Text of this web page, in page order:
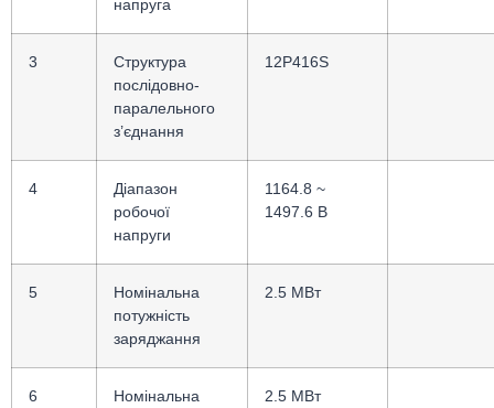
напруга
3
Структура
послідовно-
паралельного
з’єднання
12P416S
4
Діапазон
робочої
напруги
1164.8 ~
1497.6 В
5
Номінальна
потужність
заряджання
2.5 МВт
6
Номінальна
2.5 МВт